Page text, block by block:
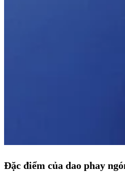
Đặc điểm của dao phay